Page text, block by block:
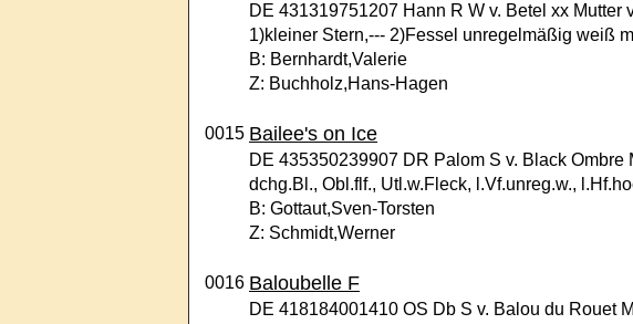
DE 431319751207 Hann R W v. Betel xx Mutter
1)kleiner Stern,--- 2)Fessel unregelmäßig weiß
B: Bernhardt,Valerie
Z: Buchholz,Hans-Hagen
0015 Bailee's on Ice
DE 435350239907 DR Palom S v. Black
dchg.Bl., Obl.flf., Utl.w.Fleck, l.Vf.unreg.w.,
B: Gottaut,Sven-Torsten
Z: Schmidt,Werner
0016 Baloubelle F
DE 418184001410 OS Db S v. Balou du Rouet